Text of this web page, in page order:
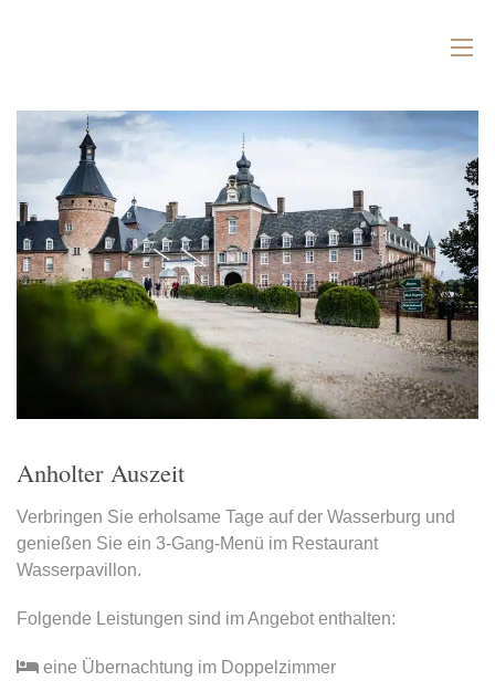
Anholter Auszeit
Verbringen Sie erholsame Tage auf der Wasserburg und
genießen Sie ein 3-Gang-Menü im Restaurant
Wasserpavillon.
Folgende Leistungen sind im Angebot enthalten:
eine Übernachtung im Doppelzimmer